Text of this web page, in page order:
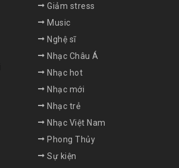
Giảm stress
Music
Nghệ sĩ
Nhạc Châu Á
Nhạc hot
Nhạc mới
Nhạc trẻ
Nhạc Việt Nam
Phong Thủy
Sự kiện